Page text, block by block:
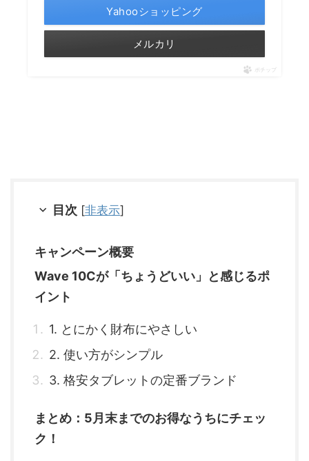
Yahooショッピング
メルカリ
ポチップ
目次 [非表示]
キャンペーン概要
Wave 10Cが「ちょうどいい」と感じるポ
イント
1. とにかく財布にやさしい
2. 使い方がシンプル
3. 格安タブレットの定番ブランド
まとめ：5月末までのお得なうちにチェッ
ク！